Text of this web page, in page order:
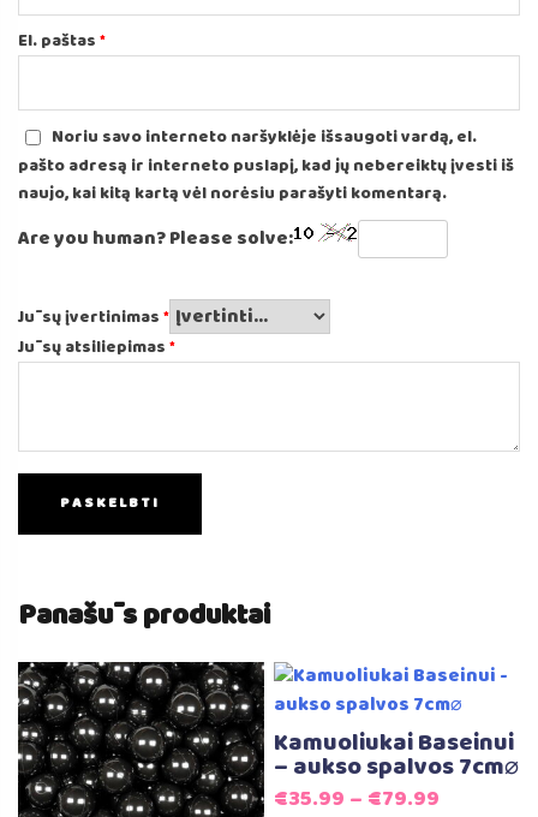
El. paštas*
Noriu savo interneto naršyklėje išsaugoti vardą, el.
pašto adresą ir interneto puslapį, kad jų nebereiktų įvesti iš
naujo, kai kitą kartą vėl norėsiu parašyti komentarą.
Are you human? Please solve:
Jūsų įvertinimas*
Jūsų atsiliepimas*
Panašūs produktai
Kamuoliukai Baseinui
– aukso spalvos 7cm⌀
€35.99 – €79.99